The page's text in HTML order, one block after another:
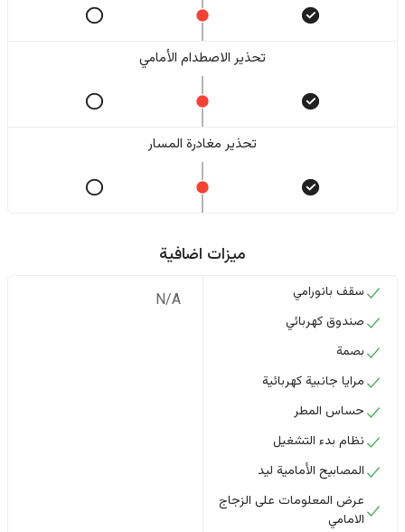
تحذير الاصطدام الأمامي
تحذير مغادرة المسار
ميزات اضافية
سقف بانورامي
صندوق كهربائي
بصمة
مرايا جانبية كهربائية
حساس المطر
نظام بدء التشغيل
المصابيح الأمامية ليد
عرض المعلومات على الزجاج
الامامي
N/A